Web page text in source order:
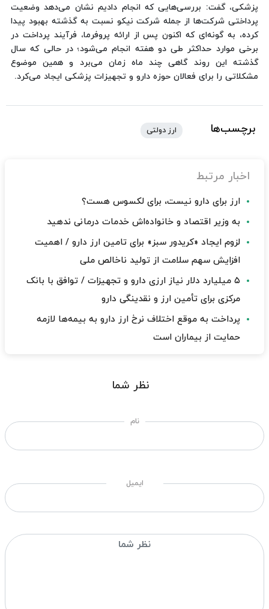
پزشکی، گفت: بررسی‌هایی که انجام دادیم نشان می‌دهد وضعیت
پرداختی شرکت‌ها از جمله شرکت نیکو نسبت به گذشته بهبود پیدا
کرده، به‌ گونه‌ای که اکنون پس از ارائه پروفرما، فرآیند پرداخت در
برخی موارد حداکثر طی دو هفته انجام می‌شود؛ در حالی که سال
گذشته این روند گاهی چند ماه زمان می‌برد و همین موضوع
مشکلاتی را برای فعالان حوزه دارو و تجهیزات پزشکی ایجاد می‌کرد.
برچسب‌ها ارز دولتی
اخبار مرتبط
ارز برای دارو نیست، برای لکسوس هست؟
به وزیر اقتصاد و خانواده‌اش خدمات درمانی ندهید
لزوم ایجاد «کریدور سبز» برای تامین ارز دارو / اهمیت
افزایش سهم سلامت از تولید ناخالص ملی
۵ میلیارد دلار نیاز ارزی دارو و تجهیزات / توافق با بانک
مرکزی برای تأمین ارز و نقدینگی دارو
پرداخت به موقع اختلاف نرخ ارز دارو به بیمه‌ها لازمه
حمایت از بیماران است
نظر شما
نام
ایمیل